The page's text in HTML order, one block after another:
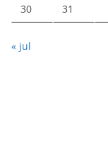
30 31
« jul